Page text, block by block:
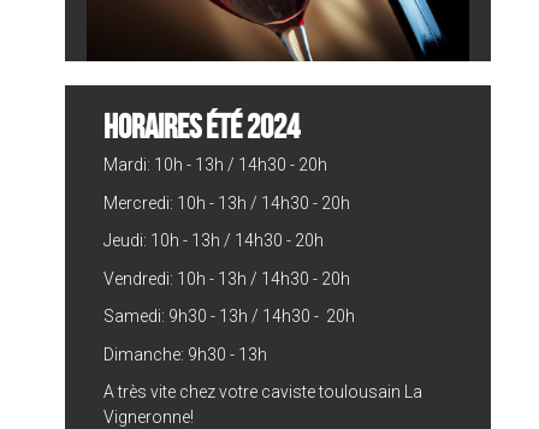
HORAIRES ÉTÉ 2024
Mardi: 10h - 13h / 14h30 - 20h
Mercredi: 10h - 13h / 14h30 - 20h
Jeudi: 10h - 13h / 14h30 - 20h
Vendredi: 10h - 13h / 14h30 - 20h
Samedi: 9h30 - 13h / 14h30 - 20h
Dimanche: 9h30 - 13h
A très vite chez votre caviste toulousain La
Vigneronne!